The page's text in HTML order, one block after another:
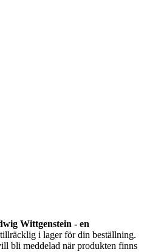
Wittgenstein - en
i lager för din beställning.
bli meddelad när produkten finns